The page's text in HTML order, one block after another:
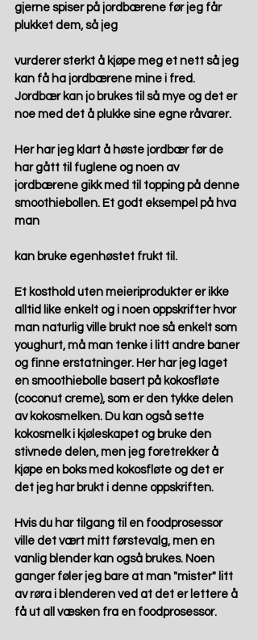
gjerne spiser på jordbærene før jeg får
plukket dem, så jeg
vurderer sterkt å kjøpe meg et nett så jeg
kan få ha jordbærene mine i fred.
Jordbær kan jo brukes til så mye og det er
noe med det å plukke sine egne råvarer.
Her har jeg klart å høste jordbær før de
har gått til fuglene og noen av
jordbærene gikk med til topping på denne
smoothiebollen. Et godt eksempel på hva
man
kan bruke egenhøstet frukt til.
Et kosthold uten meieriprodukter er ikke
alltid like enkelt og i noen oppskrifter hvor
man naturlig ville brukt noe så enkelt som
youghurt, må man tenke i litt andre baner
og finne erstatninger. Her har jeg laget
en smoothiebolle basert på kokosfløte
(coconut creme), som er den tykke delen
av kokosmelken. Du kan også sette
kokosmelk i kjøleskapet og bruke den
stivnede delen, men jeg foretrekker å
kjøpe en boks med kokosfløte og det er
det jeg har brukt i denne oppskriften.
Hvis du har tilgang til en foodprosessor
ville det vært mitt førstevalg, men en
vanlig blender kan også brukes. Noen
ganger føler jeg bare at man "mister" litt
av røra i blenderen ved at det er lettere å
få ut all væsken fra en foodprosessor.